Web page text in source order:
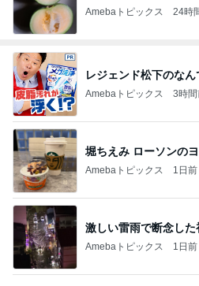
Amebaトピックス 24時
レジェンド松下のなん
Amebaトピックス 3時
堀ちえみ ローソンの
Amebaトピックス 1日前
激しい雷雨で断念し
Amebaトピックス 1日前